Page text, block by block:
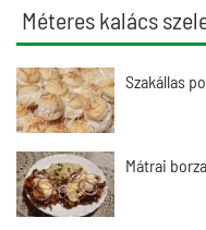
Méteres kalács
Szakállas
Mátrai